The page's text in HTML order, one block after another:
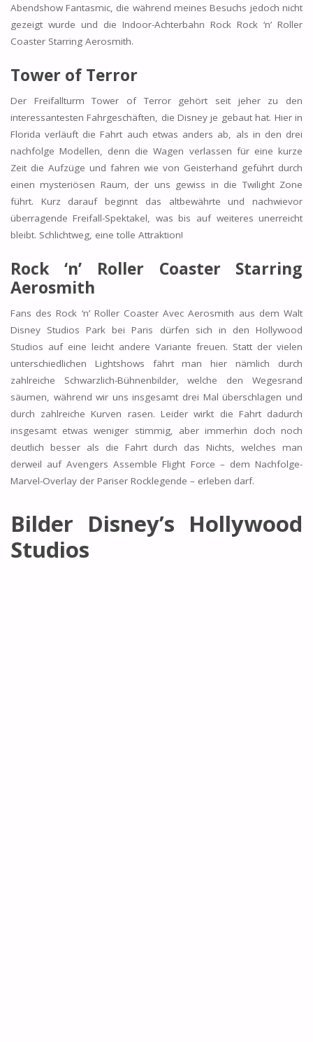
Abendshow Fantasmic, die während meines Besuchs jedoch nicht
gezeigt wurde und die Indoor-Achterbahn Rock Rock ‘n’ Roller
Coaster Starring Aerosmith.
Tower of Terror
Der Freifallturm Tower of Terror gehört seit jeher zu den
interessantesten Fahrgeschäften, die Disney je gebaut hat. Hier in
Florida verläuft die Fahrt auch etwas anders ab, als in den drei
nachfolge Modellen, denn die Wagen verlassen für eine kurze
Zeit die Aufzüge und fahren wie von Geisterhand geführt durch
einen mysteriösen Raum, der uns gewiss in die Twilight Zone
führt. Kurz darauf beginnt das altbewährte und nachwievor
überragende Freifall-Spektakel, was bis auf weiteres unerreicht
bleibt. Schlichtweg, eine tolle Attraktion!
Rock ‘n’ Roller Coaster Starring
Aerosmith
Fans des Rock ‘n’ Roller Coaster Avec Aerosmith aus dem Walt
Disney Studios Park bei Paris dürfen sich in den Hollywood
Studios auf eine leicht andere Variante freuen. Statt der vielen
unterschiedlichen Lightshows fährt man hier nämlich durch
zahlreiche Schwarzlich-Bühnenbilder, welche den Wegesrand
säumen, während wir uns insgesamt drei Mal überschlagen und
durch zahlreiche Kurven rasen. Leider wirkt die Fahrt dadurch
insgesamt etwas weniger stimmig, aber immerhin doch noch
deutlich besser als die Fahrt durch das Nichts, welches man
derweil auf Avengers Assemble Flight Force – dem Nachfolge-
Marvel-Overlay der Pariser Rocklegende – erleben darf.
Bilder Disney’s Hollywood
Studios